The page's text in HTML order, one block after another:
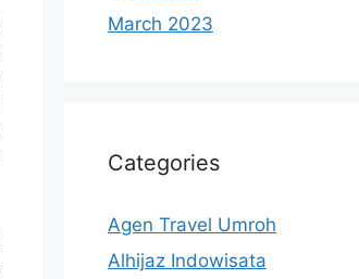
March 2023
Categories
Agen Travel Umroh
Alhijaz Indowisata